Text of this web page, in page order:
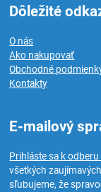
Dôležité
O nás
Ako nakupovať
Obchodné
Kontakty
E-mailový
Prihláste sa k
všetkých
sľubujeme, že